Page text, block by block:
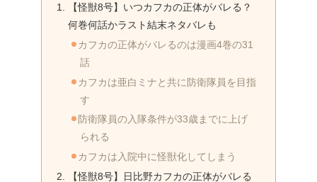
【怪獣8号】いつカフカの正体がバレる？
何巻何話かラスト結末ネタバレも
カフカの正体がバレるのは漫画4巻の31
話
カフカは亜白ミナと共に防衛隊員を目指
す
防衛隊員の入隊条件が33歳までに上げ
られる
カフカは入院中に怪獣化してしまう
【怪獣8号】日比野カフカの正体がバレる